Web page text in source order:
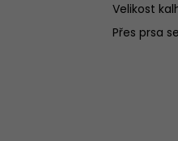
Velikost
Přes prsa